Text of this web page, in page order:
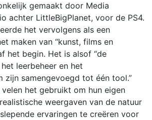
gemaakt door Media
achter LittleBigPlanet, voor de PS4.
het vervolgens als een
maken van “kunst, films en
het begin. Het is alsof “de
leerbeheer en het
zijn samengevoegd tot één tool.”
velen het gebruikt om hun eigen
weergaven van de natuur
ervaringen te creëren voor